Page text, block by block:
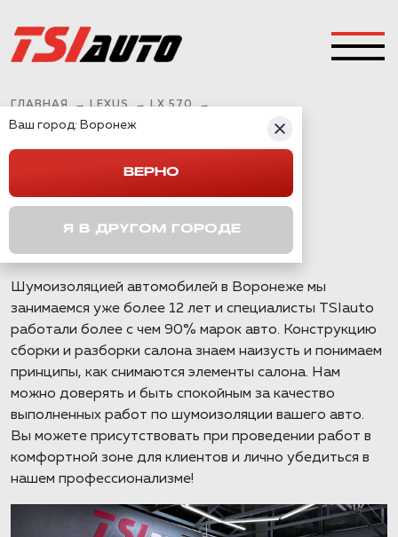
ГЛАВНАЯ → LEXUS → LX 570 →
ШУМОИЗОЛЯЦИЯ LEXUS LX 570 В ВОРОНЕЖЕ
Шумоизоляцией автомобилей в Воронеже мы
занимаемся уже более 12 лет и специалисты TSIauto
работали более с чем 90% марок авто. Конструкцию
сборки и разборки салона знаем наизусть и понимаем
принципы, как снимаются элементы салона. Нам
можно доверять и быть спокойным за качество
выполненных работ по шумоизоляции вашего авто.
Вы можете присутствовать при проведении работ в
комфортной зоне для клиентов и лично убедиться в
нашем профессионализме!
Ваш город: Воронеж
ВЕРНО
Я В ДРУГОМ ГОРОДЕ